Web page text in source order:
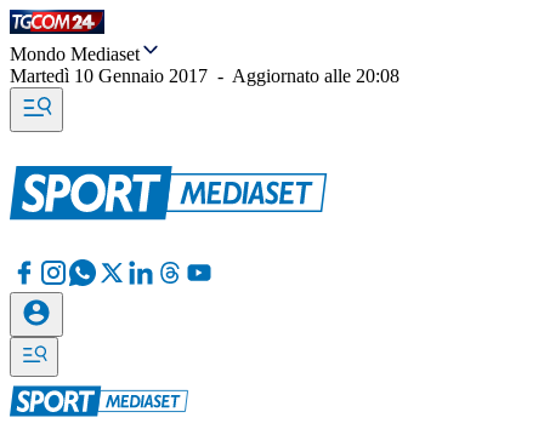
Mondo Mediaset
Martedì 10 Gennaio 2017 - Aggiornato alle 20:08